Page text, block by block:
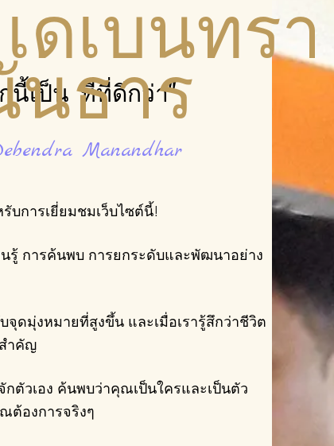
นี้เป็น ที่ที่ดีกว่า"
Manandhar
การเยี่ยมชมเว็บไซต์นี้!
รู้ การค้นพบ การยกระดับและพัฒนาอย่าง
จุดมุ่งหมายที่สูงขึ้น และเมื่อเรารู้สึกว่าชีวิต
ำคัญ
ตัวเอง ค้นพบว่าคุณเป็นใครและเป็นตัว
ต้องการจริงๆ
ดเบนทรา
ธาร